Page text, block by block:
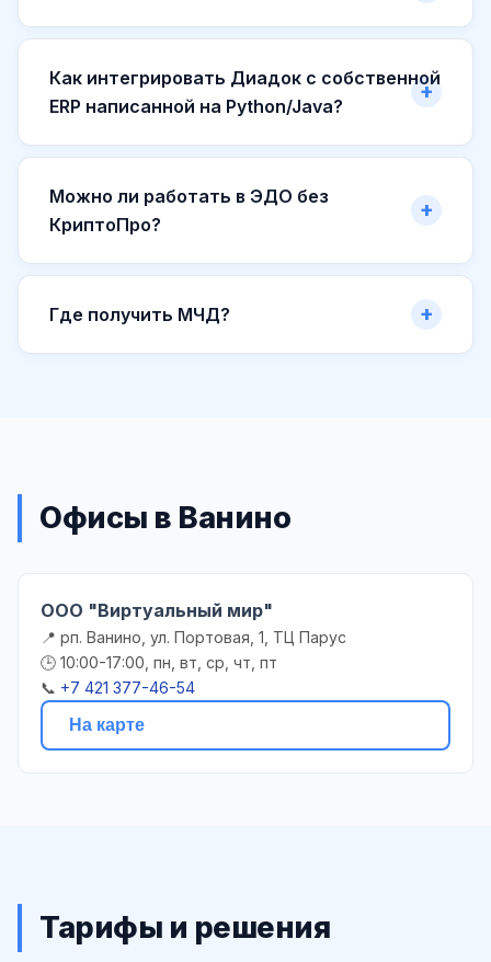
Как интегрировать Диадок с собственной
ERP написанной на Python/Java?
Можно ли работать в ЭДО без
КриптоПро?
Где получить МЧД?
Офисы в Ванино
ООО "Виртуальный мир"
📍 рп. Ванино, ул. Портовая, 1, ТЦ Парус
🕒 10:00-17:00, пн, вт, ср, чт, пт
📞 +7 421 377-46-54
На карте
Тарифы и решения